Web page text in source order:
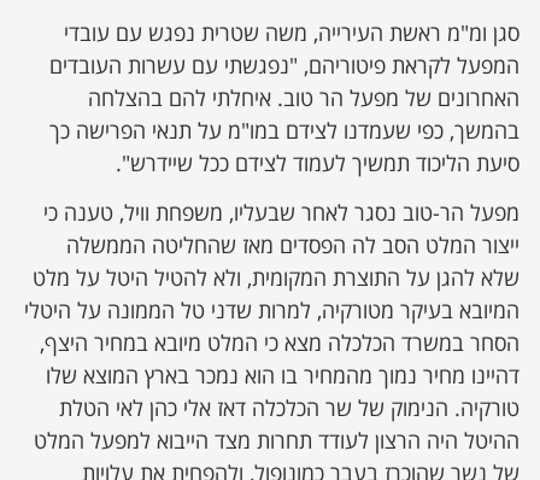
סגן ומ"מ ראשת העירייה, משה שטרית נפגש עם עובדי
המפעל לקראת פיטוריהם, "נפגשתי עם עשרות העובדים
האחרונים של מפעל הר טוב. איחלתי להם בהצלחה
בהמשך, כפי שעמדנו לצידם במו"מ על תנאי הפרישה כך
סיעת הליכוד תמשיך לעמוד לצידם ככל שיידרש".
מפעל הר-טוב נסגר לאחר שבעליו, משפחת וויל, טענה כי
ייצור המלט הסב לה הפסדים מאז שהחליטה הממשלה
שלא להגן על התוצרת המקומית, ולא להטיל היטל על מלט
המיובא בעיקר מטורקיה, למרות שדני טל הממונה על היטלי
הסחר במשרד הכלכלה מצא כי המלט מיובא במחיר היצף,
דהיינו מחיר נמוך מהמחיר בו הוא נמכר בארץ המוצא שלו
טורקיה. הנימוק של שר הכלכלה דאז אלי כהן לאי הטלת
ההיטל היה הרצון לעודד תחרות מצד הייבוא למפעל המלט
של נשר שהוכרז בעבר כמונופול, ולהפחית את עלויות